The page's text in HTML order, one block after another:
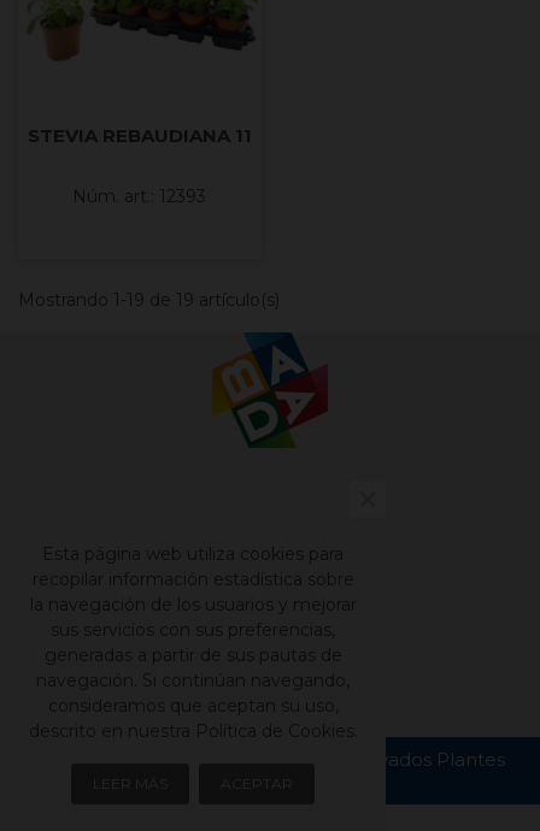
STEVIA REBAUDIANA 11
Núm. art.: 12393
Mostrando 1-19 de 19 artículo(s)
Aviso legal
Política de privacidad
Política de cookies
Copyright © Todos los derechos reservados Plantes
Esta página web utiliza cookies para
recopilar información estadística sobre
la navegación de los usuarios y mejorar
sus servicios con sus preferencias,
generadas a partir de sus pautas de
navegación. Si continúan navegando,
consideramos que aceptan su uso,
descrito en nuestra Política de Cookies.